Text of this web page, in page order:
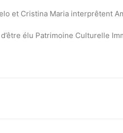
et Cristina Maria interprêtent
élu Patrimoine Culturelle